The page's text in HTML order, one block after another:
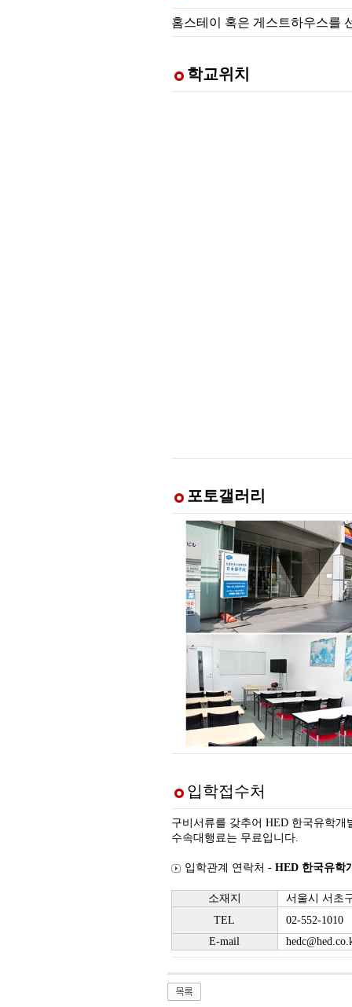
홈스테이 혹은 게스트하우스를
학교위치
포토갤러리
입학접수처
구비서류를 갖추어 HED 한국유학개
수속대행료는 무료입니다.
입학관계 연락처 - HED 한국유학
소재지
서울시 서초
TEL
02-552-1010
E-mail